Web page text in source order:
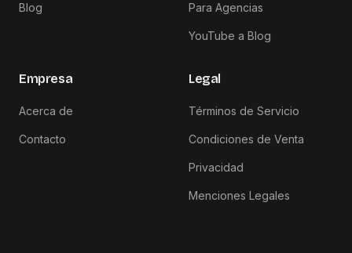
Blog Para Agencias
YouTube a Blog
Empresa
Acerca de
Contacto
Legal
Términos de Servicio
Condiciones de Venta
Privacidad
Menciones Legales